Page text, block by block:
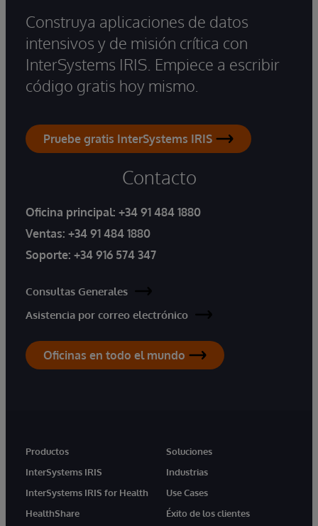
Construya aplicaciones de datos
intensivos y de misión crítica con
InterSystems IRIS. Empiece a escribir
código gratis hoy mismo.
Pruebe gratis InterSystems IRIS
Contacto
Oficina principal: +34 91 484 1880
Ventas: +34 91 484 1880
Soporte: +34 916 574 347
Consultas Generales
Asistencia por correo electrónico
Oficinas en todo el mundo
Productos
InterSystems IRIS
InterSystems IRIS for Health
HealthShare
Soluciones
Industrias
Use Cases
Éxito de los clientes